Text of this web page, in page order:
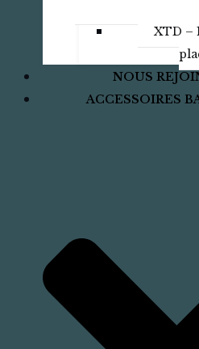
XTD –
NOUS
ACCESSOIRES